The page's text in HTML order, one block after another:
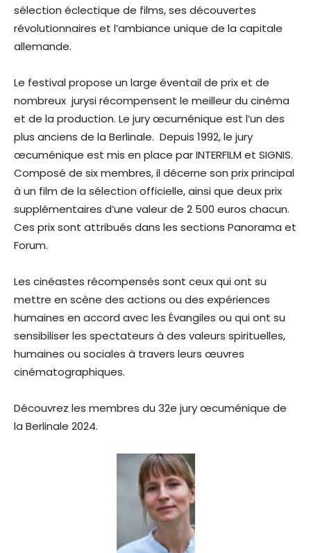
sélection éclectique de films, ses découvertes
révolutionnaires et l’ambiance unique de la capitale
allemande.
Le festival propose un large éventail de prix et de
nombreux jurysi récompensent le meilleur du cinéma
et de la production. Le jury œcuménique est l’un des
plus anciens de la Berlinale. Depuis 1992, le jury
œcuménique est mis en place par INTERFILM et SIGNIS.
Composé de six membres, il décerne son prix principal
à un film de la sélection officielle, ainsi que deux prix
supplémentaires d’une valeur de 2 500 euros chacun.
Ces prix sont attribués dans les sections Panorama et
Forum.
Les cinéastes récompensés sont ceux qui ont su
mettre en scène des actions ou des expériences
humaines en accord avec les Évangiles ou qui ont su
sensibiliser les spectateurs à des valeurs spirituelles,
humaines ou sociales à travers leurs œuvres
cinématographiques.
Découvrez les membres du 32e jury œcuménique de
la Berlinale 2024.